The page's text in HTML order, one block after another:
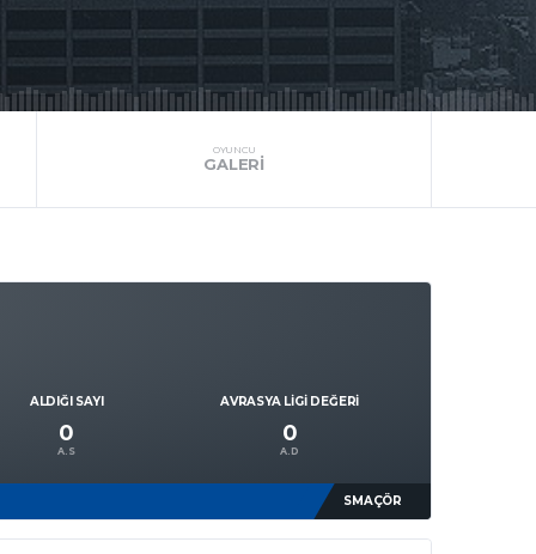
OYUNCU
GALERI
ALDIĞI SAYI
0
A.S
AVRASYA LIGI DEĞERI
0
A.D
SMAÇÖR